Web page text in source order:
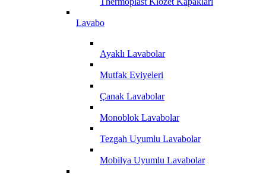
Lavabo
Ayaklı Lavabolar
Mutfak Eviyeleri
Çanak Lavabolar
Monoblok Lavabolar
Tezgah Uyumlu Lavabolar
Mobilya Uyumlu Lavabolar